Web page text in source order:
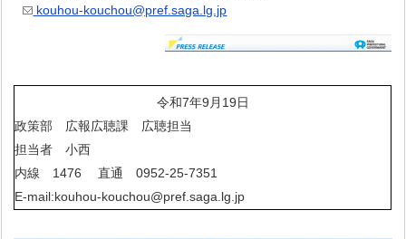
kouhou-kouchou@pref.saga.lg.jp
令和7年9月19日
政策部 広報広聴課 広聴担当
担当者 小西
内線 1476 直通 0952-25-7351
E-mail:kouhou-kouchou@pref.saga.lg.jp